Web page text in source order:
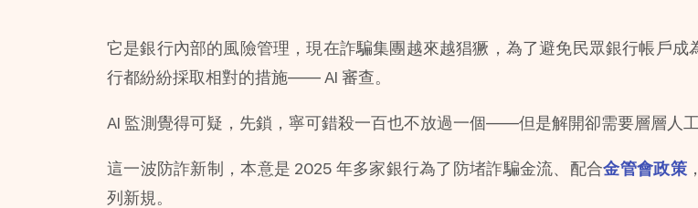
它是銀行內部的風險管理，現在詐騙集團越來越猖獗，為了避免民眾銀行帳戶
行都紛紛採取相對的措施—— AI 審查。
AI 監測覺得可疑，先鎖，寧可錯殺一百也不放過一個——但是解開卻需要層層人
這一波防詐新制，本意是 2025 年多家銀行為了防堵詐騙金流、配合金管會政策
列新規。